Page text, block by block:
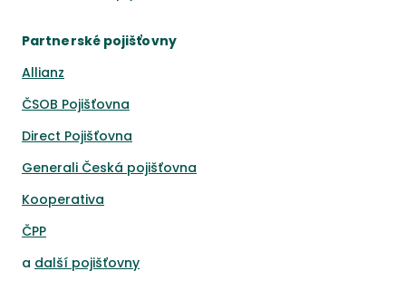
Partnerské pojišťovny
Allianz
ČSOB Pojišťovna
Direct Pojišťovna
Generali Česká pojišťovna
Kooperativa
ČPP
a další pojišťovny